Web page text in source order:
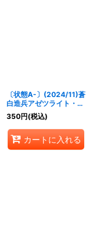
〔状態A-〕(2024/11)蒼
白造兵アゼツライト・ゴ
レム【X】{BSC44-
RVX03}《青》
350円(税込)
カートに入れる